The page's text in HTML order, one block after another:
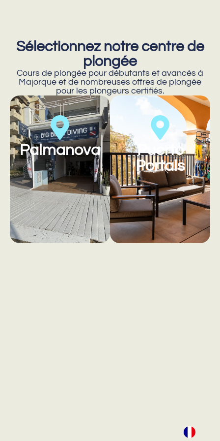
Sélectionnez notre centre de
plongée
Cours de plongée pour débutants et avancés à
Majorque et de nombreuses offres de plongée
pour les plongeurs certifiés.
Palmanova
Puerto
Portals